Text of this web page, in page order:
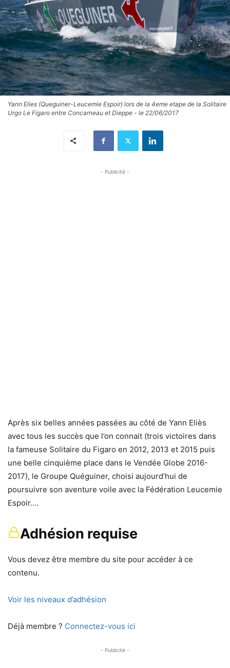
Yann Elies (Queguiner-Leucemie Espoir) lors de la 4eme etape de la Solitaire
Urgo Le Figaro entre Concarneau et Dieppe - le 22/06/2017
- Publicité -
Après six belles années passées au côté de Yann Eliès
avec tous les succès que l’on connait (trois victoires dans
la fameuse Solitaire du Figaro en 2012, 2013 et 2015 puis
une belle cinquième place dans le Vendée Globe 2016-
2017), le Groupe Quéguiner, choisi aujourd’hui de
poursuivre son aventure voile avec la Fédération Leucemie
Espoir….
Adhésion requise
Vous devez être membre du site pour accéder à ce
contenu.
Voir les niveaux d’adhésion
Déjà membre ? Connectez-vous ici
- Publicité -